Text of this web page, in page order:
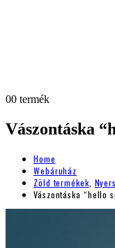
00 termék
Vászontáska
Home
Webáruház
Zöld termékek
Vászontáska “hello